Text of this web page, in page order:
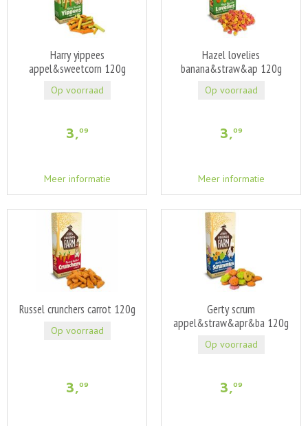
Harry yippees
appel&sweetcorn 120g
3,09
Meer informatie
Op voorraad
Hazel lovelies
banana&straw&ap 120g
3,09
Meer informatie
Op voorraad
Russel crunchers carrot 120g
3,09
Op voorraad
Gerty scrum
appel&straw&apr&ba 120g
3,09
Op voorraad